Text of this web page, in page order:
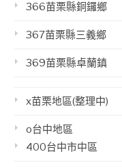
366苗栗縣銅鑼鄉
367苗栗縣三義鄉
369苗栗縣卓蘭鎮
x苗栗地區(整理中)
o台中地區
400台中市中區